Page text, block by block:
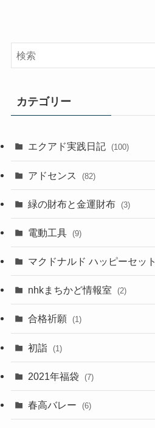
カテゴリー
エクアド実践日記 (100)
アドセンス (82)
緑の財布と金運財布 (3)
電動工具 (9)
マクドナルド ハッピーセット
nhkまちかど情報室 (2)
合格祈願 (1)
初詣 (1)
2021年福袋 (7)
春高バレー (6)